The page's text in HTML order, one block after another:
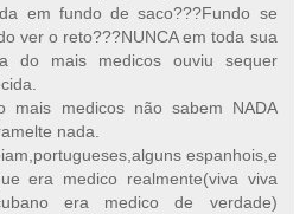
em fundo de saco???Fundo se
ver o reto???NUNCA em toda sua
do mais medicos ouviu sequer
mais medicos não sabem NADA
nada.
espanhois,e
era medico realmente(viva viva
era medico de verdade)